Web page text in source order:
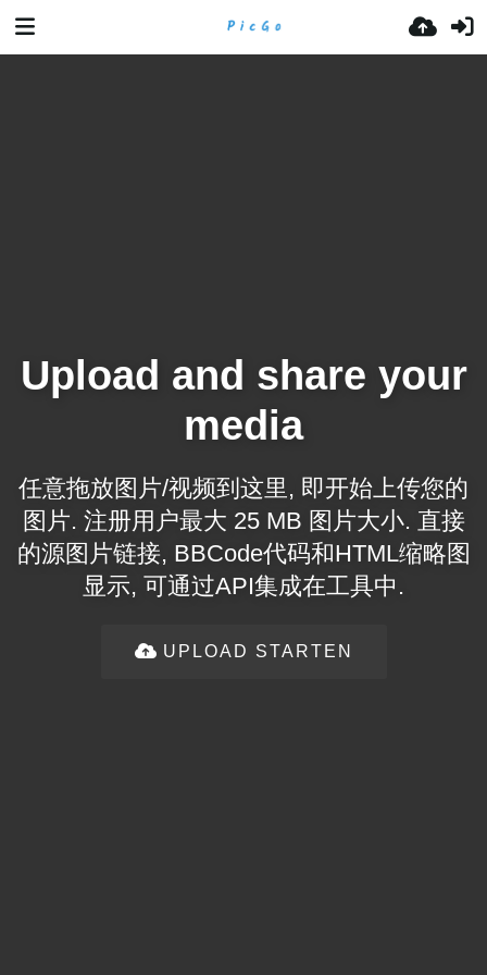
Upload and share your
media
任意拖放图片/视频到这里, 即开始上传您的
图片. 注册用户最大 25 MB 图片大小. 直接
的源图片链接, BBCode代码和HTML缩略图
显示, 可通过API集成在工具中.
UPLOAD STARTEN